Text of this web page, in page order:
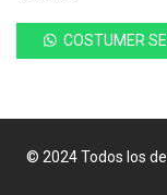
COSTUMER
© 2024 Todos los